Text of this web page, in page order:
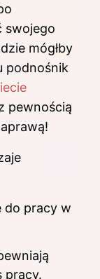
swojego
mógłby
podnośnik
pewnością
do pracy w
pracy.